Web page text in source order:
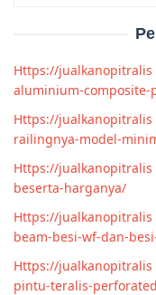
Https://
aluminium-composite-
Https://
railingnya-model-
Https://
beserta-harganya/
Https://
beam-besi-wf-dan-
Https://
pintu-teralis-